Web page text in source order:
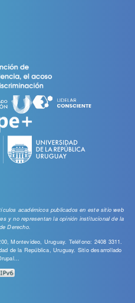
académicos publicados en este sitio web
y no representan la opinión institucional de la
Derecho.
Montevideo, Uruguay. Teléfono: 2408 3311.
de la República, Uruguay. Sitio desarrollado